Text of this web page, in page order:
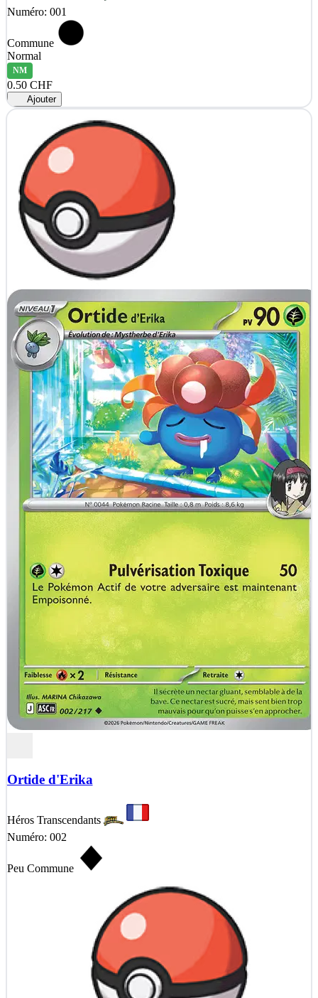
Numéro: 001
Commune
Normal
NM
0.50 CHF
Ajouter
Ortide d'Erika
Héros Transcendants
Numéro: 002
Peu Commune